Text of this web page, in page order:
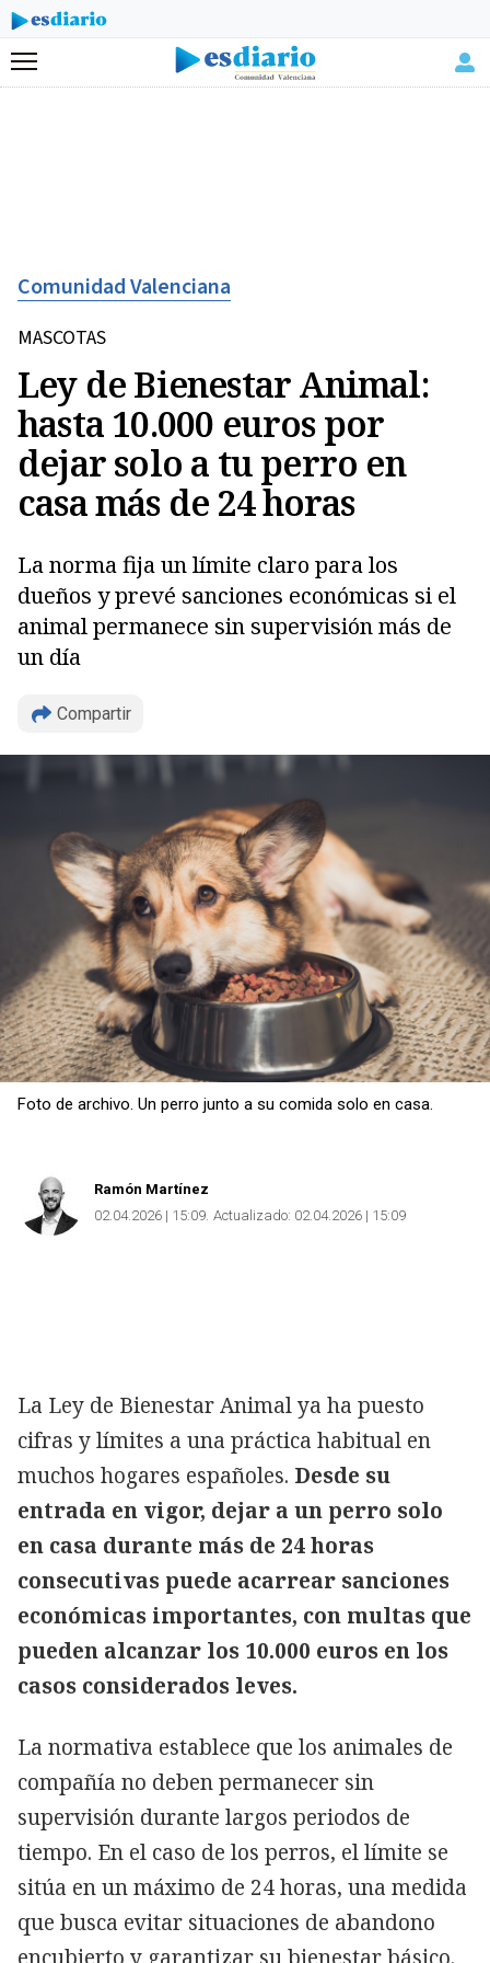
Menú
Comunidad Valenciana
MASCOTAS
Ley de Bienestar Animal:
hasta 10.000 euros por
dejar solo a tu perro en
casa más de 24 horas
La norma fija un límite claro para los
dueños y prevé sanciones económicas si el
animal permanece sin supervisión más de
un día
Compartir
Copiar
Foto de archivo. Un perro junto a su comida solo en casa.
Ramón Martínez
02.04.2026 | 15:09 Actualizado: 02.04.2026 | 15:09
La Ley de Bienestar Animal ya ha puesto
cifras y límites a una práctica habitual en
muchos hogares españoles. Desde su
entrada en vigor, dejar a un perro solo
en casa durante más de 24 horas
consecutivas puede acarrear sanciones
económicas importantes, con multas que
pueden alcanzar los 10.000 euros en los
casos considerados leves.
La normativa establece que los animales de
compañía no deben permanecer sin
supervisión durante largos periodos de
tiempo. En el caso de los perros, el límite se
sitúa en un máximo de 24 horas, una medida
que busca evitar situaciones de abandono
encubierto y garantizar su bienestar básico.